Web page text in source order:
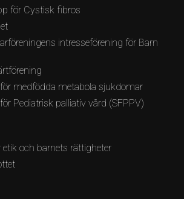
för Cystisk fibros
intresseförening för Barn
medfödda metabola sjukdomar
Pediatrisk palliativ vård (SFPPV)
och barnets rättigheter